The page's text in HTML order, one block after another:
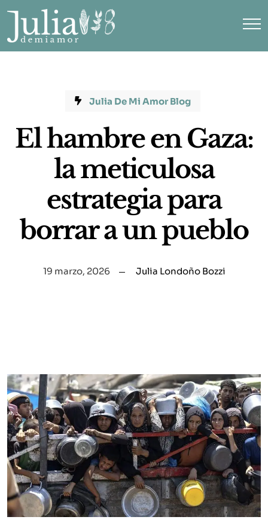
Julia De Mi Amor Blog
El hambre en Gaza:
la meticulosa
estrategia para
borrar a un pueblo
19 marzo, 2026 Julia Londoño Bozzi